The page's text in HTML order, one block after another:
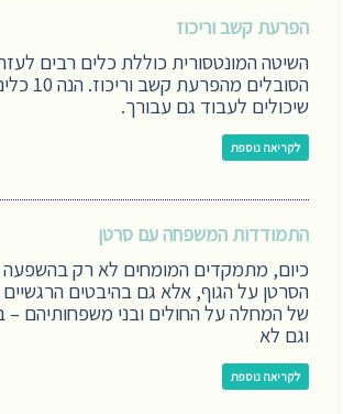
הפרעת קשב וריכוז
השיטה המונטסורית כוללת כלים רבים
הסובלים
שיכולים לעבוד גם עבורך.
לקריאה נוספת
התמודדות המשפחה עם סרטן
כיום, מתמקדים המומחים לא רק
הסרטן על הגוף, אלא גם בהיבטים הרגשיים
של המחלה על החולים ובני משפחותיהם
וגם לא
לקריאה נוספת